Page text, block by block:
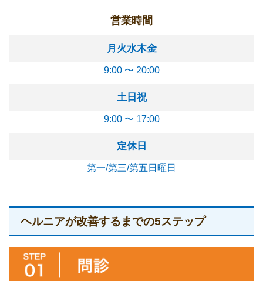
営業時間
月火水木金
9:00 〜 20:00
土日祝
9:00 〜 17:00
定休日
第一/第三/第五日曜日
ヘルニアが改善するまでの5ステップ